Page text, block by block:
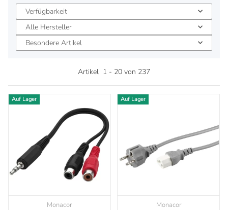
Verfügbarkeit
Alle Hersteller
Besondere Artikel
Artikel 1 - 20 von 237
Auf Lager
Monacor
Auf Lager
Monacor